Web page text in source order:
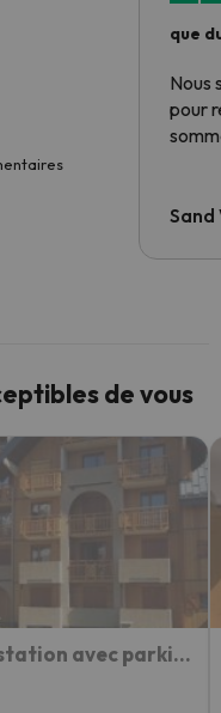
que
Nous
pour
Sand
de vous
Studio Le Bouquetin - Centre station avec parking et WIFI